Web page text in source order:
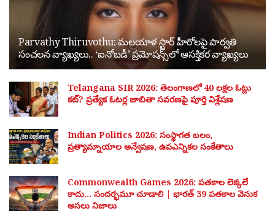
Parvathy Thiruvothu: మలయాళ స్టార్ హీరోలపై పార్వతి
సంచలన వ్యాఖ్యలు.. ‘ఐనోబడీ’ ప్రమోషన్స్‌లో ఆసక్తికర వ్యాఖ్యలు
Telangana SIR 2026: తెలంగాణలో 40 లక్షల ఓట్లు
కట్? ప్రత్యేక ఓటర్ల జాబితా సవరణపై పూర్తి విశ్లేషణ
Indian Politics 2026: సంస్థాగత బలం,
ప్రత్యామ్నాయాల అన్వేషణ, ఉపఎన్నికల సంకేతాలు
Commonwealth Games 2026: పతకాల లెక్కలే
కాదు… సందర్భమూ చూడాలి | భారత్ 39 పతకాల వెనుక
అసలు నిజాలు